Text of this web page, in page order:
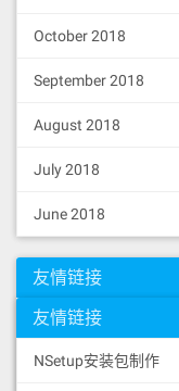
October 2018
September 2018
August 2018
July 2018
June 2018
友情链接
友情链接
NSetup安装包制作